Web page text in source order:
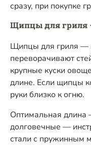
сразу, при покупке
Щипцы для гриля
Щипцы для гриля —
переворачивают
крупные куски
длине. Если щипцы
руки близко к огню.
Оптимальная
долговечные —
стали с пружинным